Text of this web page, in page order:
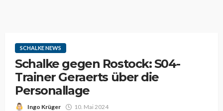
SCHALKE NEWS
Schalke gegen Rostock: S04-
Trainer Geraerts über die
Personallage
Ingo Krüger 10. Mai 2024